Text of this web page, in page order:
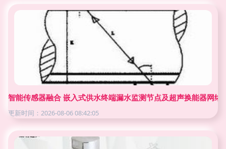
智能传感器融合 嵌入式供水终端漏水监测节点及超声换能器网络
更新时间：2026-08-06 08:42:05